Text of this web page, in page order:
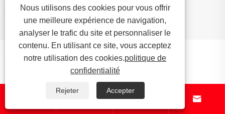
soumettre
Produits connexes
 
Nous utilisons des cookies pour vous offrir
une meilleure expérience de navigation,
analyser le trafic du site et personnaliser le
contenu. En utilisant ce site, vous acceptez
notre utilisation des cookies.politique de
confidentialité
Rejeter Accepter